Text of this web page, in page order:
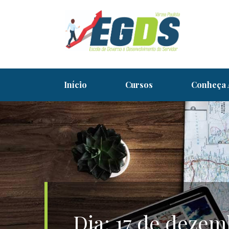
EGDS – VÁRZEA
Início Cursos Conheça
Dia:17 de